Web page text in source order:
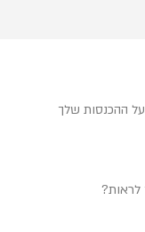
ההכנסות שלך
לראות?